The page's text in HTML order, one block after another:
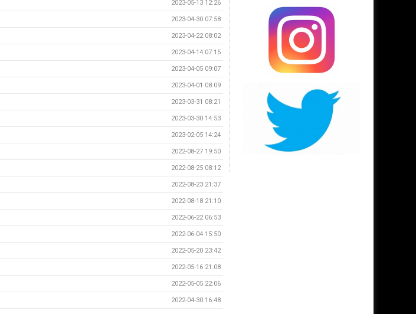
2023-05-13 12:26
2023-04-30 07:58
2023-04-22 08:02
2023-04-14 07:15
2023-04-05 09:07
2023-04-01 08:09
2023-03-31 08:21
2023-03-30 14:53
2023-02-05 14:24
2022-08-27 19:50
2022-08-25 08:12
2022-08-23 21:37
2022-08-18 21:10
2022-06-22 06:53
2022-06-04 15:50
2022-05-20 23:42
2022-05-16 21:08
2022-05-05 22:06
2022-04-30 16:48